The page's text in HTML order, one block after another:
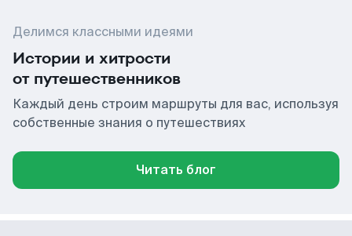
Делимся классными идеями
Истории и хитрости
от путешественников
Каждый день строим маршруты для вас, используя
собственные знания о путешествиях
Читать блог